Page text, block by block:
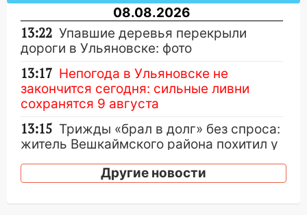
08.08.2026
13:22 Упавшие деревья перекрыли
дороги в Ульяновске: фото
13:17 Непогода в Ульяновске не
закончится сегодня: сильные ливни
сохранятся 9 августа
13:15 Трижды «брал в долг» без спроса:
житель Вешкаймского района похитил у
13:14 Ураган оторвал светофор на
Другие новости